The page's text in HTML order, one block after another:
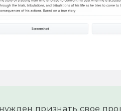
признать свое